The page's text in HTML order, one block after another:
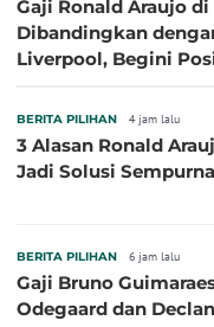
Gaji Ronald Araujo
Dibandingkan
Liverpool, Begini
BERITA PILIHAN 4 jam lalu
3 Alasan Ronald
Jadi Solusi
BERITA PILIHAN 6 jam lalu
Gaji Bruno
Odegaard dan